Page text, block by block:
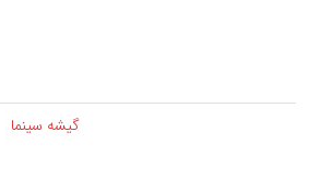
گیشه سینما